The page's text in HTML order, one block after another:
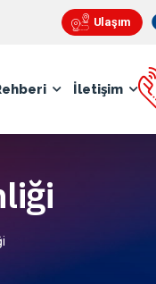
Ulaşım
İletişim